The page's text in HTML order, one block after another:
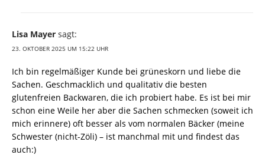
Lisa Mayer sagt:
23. OKTOBER 2025 UM 15:22 UHR
Ich bin regelmäßiger Kunde bei grüneskorn und liebe die
Sachen. Geschmacklich und qualitativ die besten
glutenfreien Backwaren, die ich probiert habe. Es ist bei mir
schon eine Weile her aber die Sachen schmecken (soweit ich
mich erinnere) oft besser als vom normalen Bäcker (meine
Schwester (nicht-Zöli) – ist manchmal mit und findest das
auch:)